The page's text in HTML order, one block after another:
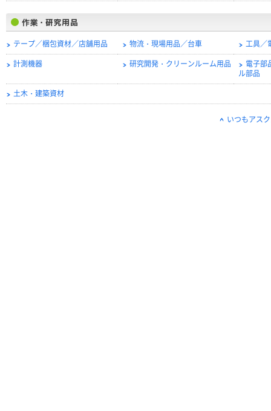
テープ／梱包資材／店舗用品 物流・現場用品／台車 工具／
計測機器 研究開発・クリーンルーム用品
電子部
ル部品
土木・建築資材
いつもアス